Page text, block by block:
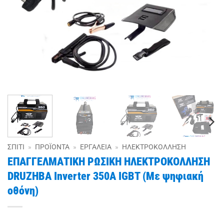
ΣΠΊΤΙ » ΠΡΟΪΌΝΤΑ » ΕΡΓΑΛΕΊΑ » ΗΛΕΚΤΡΟΚΌΛΛΗΣΗ
ΕΠΑΓΓΕΛΜΑΤΙΚΗ ΡΩΣΙΚΗ ΗΛΕΚΤΡΟΚΟΛΛΗΣΗ
DRUZHBA Inverter 350Α IGBT (Με ψηφιακή
οθόνη)